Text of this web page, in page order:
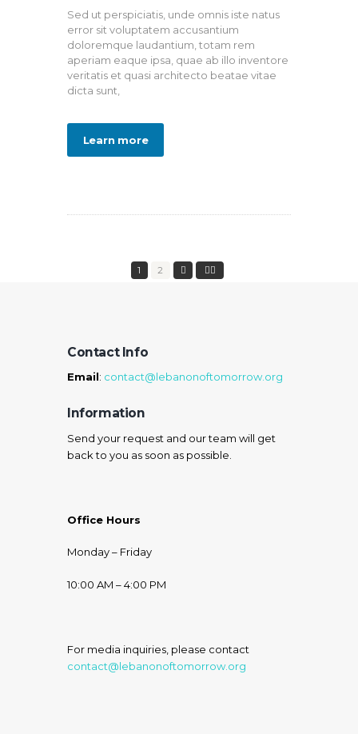
Sed ut perspiciatis, unde omnis iste natus
error sit voluptatem accusantium
doloremque laudantium, totam rem
aperiam eaque ipsa, quae ab illo inventore
veritatis et quasi architecto beatae vitae
dicta sunt,
Learn more
1 2
Contact Info
Email: contact@lebanonoftomorrow.org
Information
Send your request and our team will get
back to you as soon as possible.
Office Hours
Monday – Friday
10:00 AM – 4:00 PM
For media inquiries, please contact
contact@lebanonoftomorrow.org